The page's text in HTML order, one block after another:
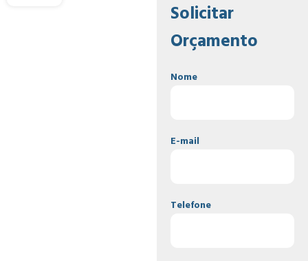
Solicitar
Orçamento
Nome
E-mail
Telefone